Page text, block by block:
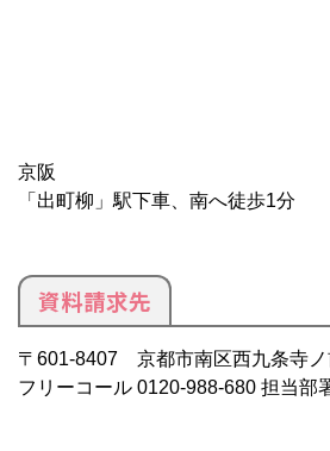
京阪
「出町柳」駅下車、南へ徒歩1分
資料請求先
〒601-8407 京都市南区西九条寺ノ
フリーコール 0120-988-680 担当部